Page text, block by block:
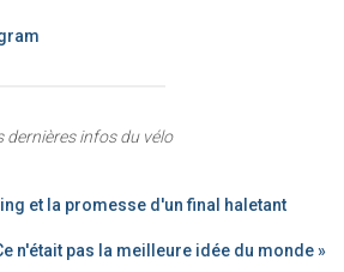
dernières infos du vélo
et la promesse d'un final haletant
n'était pas la meilleure idée du monde »